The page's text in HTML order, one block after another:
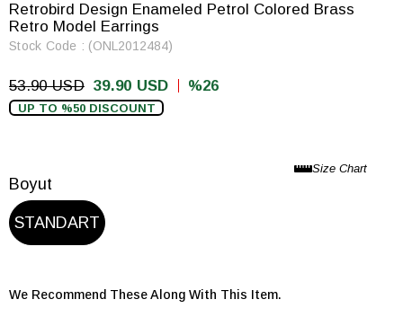
Retrobird Design Enameled Petrol Colored Brass
Retro Model Earrings
Stock Code (ONL2012484)
53.90 USD 39.90 USD 26
UP TO %50 DISCOUNT
Boyut
STANDART
We Recommend These Along With This Item.